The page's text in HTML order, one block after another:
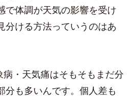
で体調が天気の影響を受け
分ける方法っていうのはあ
・天気痛はそもそもまだ分
分も多いんです。個人差も